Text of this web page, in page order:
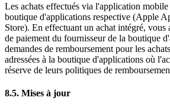
Les achats effectués via l'application mobile
boutique d'applications respective (Apple
Store). En effectuant un achat intégré, vous
de paiement du fournisseur de la boutique
demandes de remboursement pour les
adressées à la boutique d'applications où
réserve de leurs politiques de
8.5. Mises à jour